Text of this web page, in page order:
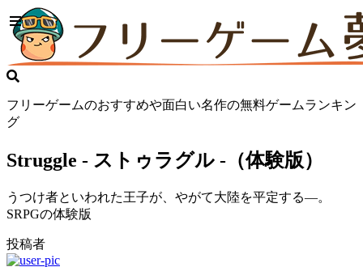
フリーゲームのおすすめや面白い名作の無料ゲームランキン
グ
Struggle - ストゥラグル -（体験版）
うつけ者といわれた王子が、やがて大陸を平定する―。
SRPGの体験版
投稿者